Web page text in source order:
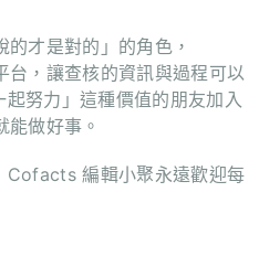
才是對的」的角色，
，讓查核的資訊與過程可以
努力」這種價值的朋友加入
做好事。
Cofacts 編輯小聚永遠歡迎每